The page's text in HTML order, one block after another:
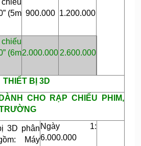
(5m 900.000 1.200.000
(6m2.000.000 2.600.000
THIẾT BỊ 3D
CHO RẠP CHIẾU PHIM,
3D phân
Máy
Ngày 1:
6.000.000